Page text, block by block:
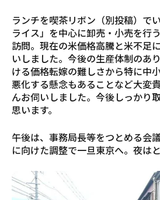
ランチを喫茶リボン（別投稿）で
ライス」を中心に卸売・小売を行
訪問。現在の米価格高騰と米不足
いしました。今後の生産体制のあ
ける価格転嫁の難しさから特に中
悪化する懸念もあることなど大変
んお伺いしました。今後しっかり
思います。
午後は、事務局長等をつとめる会
に向けた調整で一旦東京へ。夜は